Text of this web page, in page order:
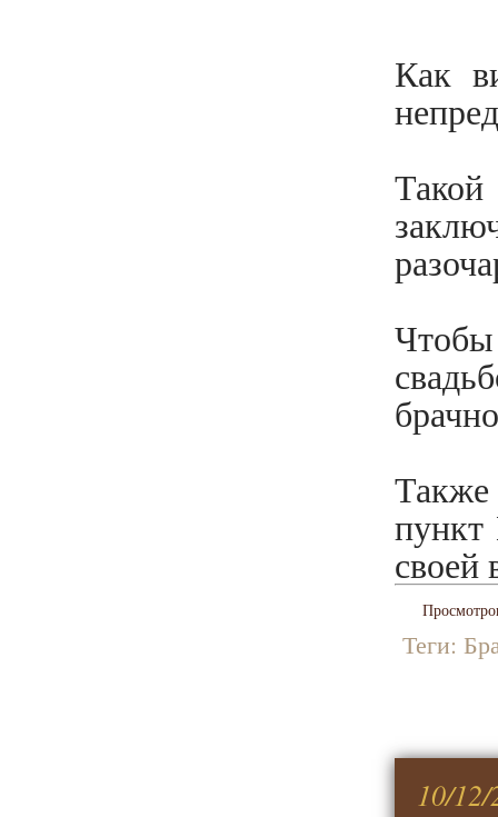
Как
пункт
своей
Теги:
10/